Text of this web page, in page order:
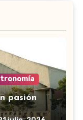
pasión